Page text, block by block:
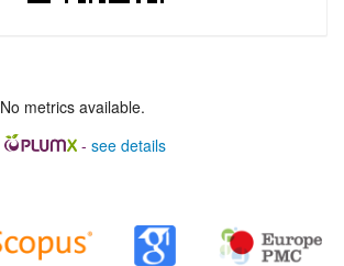
No metrics available.
- see details